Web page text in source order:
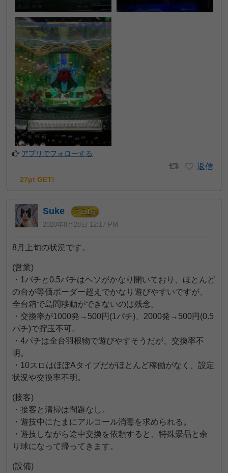
アプリでフォローする
返信
27pt GET!
Suke プロ1位
2020年8月28日 12:17 PM
8月上旬の状況です。
(営業)
・1パチと0.5パチはヘソがかなり開いており、ほとんど
の台が等価ボーダー超えでかなり遊びやすいですが、
全台箱で島間移動ができないのは残念。
・交換率が1000発→500円(1パチ)、2000発→500円(0.5
パチ)で貯玉不可。
・4パチは全台羽根物で遊びやすそうだが、交換率不
明。
・10スロはほぼAタイプだがほとんど稼働がなく、設定
状況や交換率不明。
(接客)
・接客と清掃は問題なし。
・遊技中にたまにアルコール消毒を求められる。
・遊技しながら途中交換を依頼すると、特殊景品と余
り球になって帰ってきます。
(設備)